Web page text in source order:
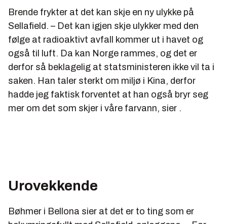
Brende frykter at det kan skje en ny ulykke på
Sellafield. – Det kan igjen skje ulykker med den
følge at radioaktivt avfall kommer ut i havet og
også til luft. Da kan Norge rammes, og det er
derfor så beklagelig at statsministeren ikke vil ta i
saken. Han taler sterkt om miljø i Kina, derfor
hadde jeg faktisk forventet at han også bryr seg
mer om det som skjer i våre farvann, sier .
Urovekkende
Bøhmer i Bellona sier at det er to ting som er